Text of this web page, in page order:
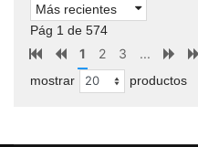
Más recientes
Pág 1 de 574
1 2 3 ...
mostrar productos